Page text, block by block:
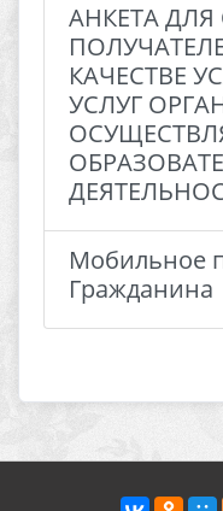
АНКЕТА
КАЧЕСТВЕ
УСЛУГ
Мобильное
Гражданина